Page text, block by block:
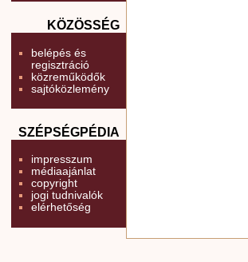
KÖZÖSSÉG
belépés és
regisztráció
közreműködők
sajtóközlemény
SZÉPSÉGPÉDIA
impresszum
médiaajánlat
copyright
jogi tudnivalók
elérhetőség